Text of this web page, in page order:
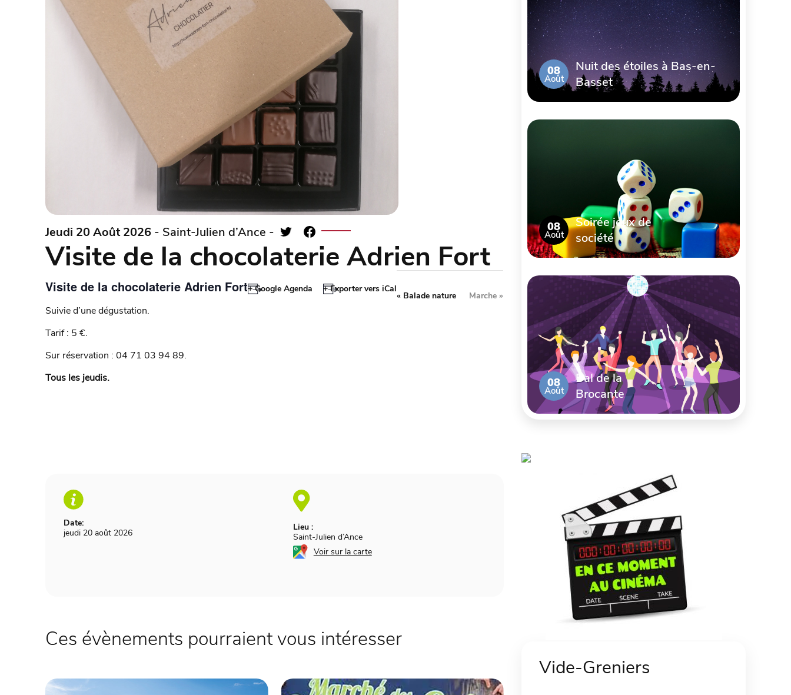
Jeudi 20 Août 2026 - Saint-Julien d’Ance -
Visite de la chocolaterie Adrien Fort
Visite de la chocolaterie Adrien Fort
Suivie d’une dégustation.
Tarif : 5 €.
Sur réservation : 04 71 03 94 89.
Tous les jeudis.
+ Google Agenda + Exporter vers iCal
Date:
jeudi 20 août 2026
Lieu :
Saint-Julien d’Ance
Voir sur la carte
«Balade nature Marche »
Ces évènements pourraient vous intéresser
08
Août
Nuit des étoiles à Bas-en-
Basset
08
Août
Soirée jeux de
société
08
Août
Bal de la
Brocante
Vide-Greniers